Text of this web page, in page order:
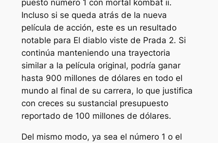
puesto número 1 con mortal kombat ii.
Incluso si se queda atrás de la nueva
película de acción, este es un resultado
notable para El diablo viste de Prada 2. Si
continúa manteniendo una trayectoria
similar a la película original, podría ganar
hasta 900 millones de dólares en todo el
mundo al final de su carrera, lo que justifica
con creces su sustancial presupuesto
reportado de 100 millones de dólares.
Del mismo modo, ya sea el número 1 o el